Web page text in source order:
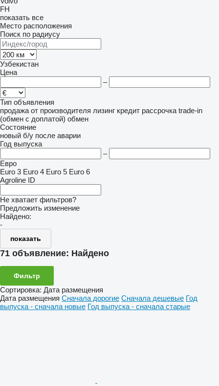
FH
показать все
Место расположения
Поиск по радиусу
Узбекистан
Цена
–
Тип объявления
продажа от производителя лизинг кредит рассрочка trade-in
(обмен с доплатой) обмен
Состояние
новый б/у после аварии
Год выпуска
–
Евро
Euro 3 Euro 4 Euro 5 Euro 6
Agroline ID
Не хватает фильтров?
Предложить изменение
Найдено:
-
показать
71 объявление: Найдено
Фильтр
Сортировка: Дата размещения
Дата размещения Сначала дорогие Сначала дешевые Год
выпуска - сначала новые Год выпуска - сначала старые